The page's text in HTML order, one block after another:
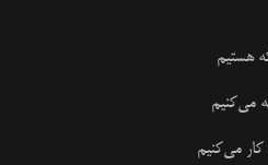
هستیم
می‌کنیم
می‌کنیم